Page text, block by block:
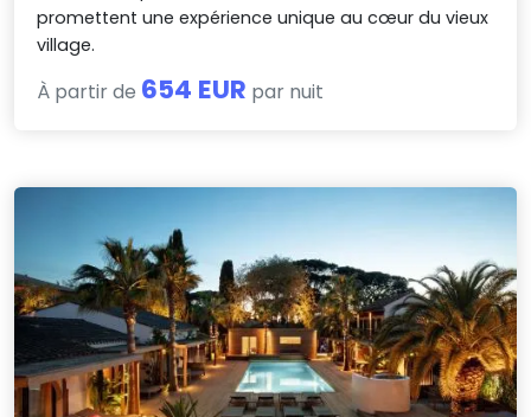
promettent une expérience unique au cœur du vieux
village.
À partir de 654 EUR par nuit